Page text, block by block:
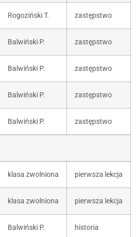
Rogoziński T. zastępstwo
Balwiński P. zastępstwo
Balwiński P. zastępstwo
Balwiński P. zastępstwo
Balwiński P. zastępstwo
klasa zwolniona pierwsza lekcja
klasa zwolniona pierwsza lekcja
Balwiński P. historia